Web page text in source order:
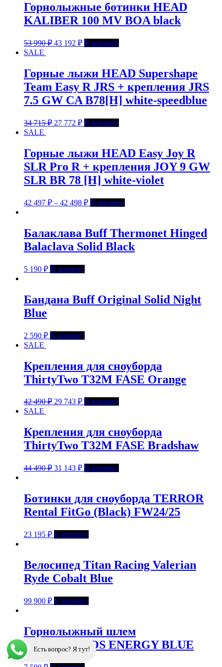
Горнолыжные ботинки HEAD
KALIBER 100 MV BOA black
53 990₽ 43 192 ₽ В корзину
SALE
Горные лыжи HEAD Supershape
Team Easy R JRS + крепления JRS
7.5 GW CA B78[H] white-speedblue
34 715₽ 27 772 ₽ В корзину
SALE
Горные лыжи HEAD Easy Joy R
SLR Pro R + крепления JOY 9 GW
SLR BR 78 [H] white-violet
42 497 ₽ – 42 498 ₽ В корзину
Балаклава Buff Thermonet Hinged
Balaclava Solid Black
5 190 ₽ В корзину
Бандана Buff Original Solid Night
Blue
2 590 ₽ В корзину
SALE
Крепления для сноуборда
ThirtyTwo T32M FASE Orange
42 490₽ 29 743 ₽ В корзину
SALE
Крепления для сноуборда
ThirtyTwo T32M FASE Bradshaw
44 490₽ 31 143 ₽ В корзину
Ботинки для сноуборда TERROR
Rental FitGo (Black) FW24/25
23 195 ₽ В корзину
Велосипед Titan Racing Valerian
Ryde Cobalt Blue
99 900 ₽ В корзину
Горнолыжный шлем
LOSRAKETOS ENERGY BLUE
Есть вопрос? Я тут!